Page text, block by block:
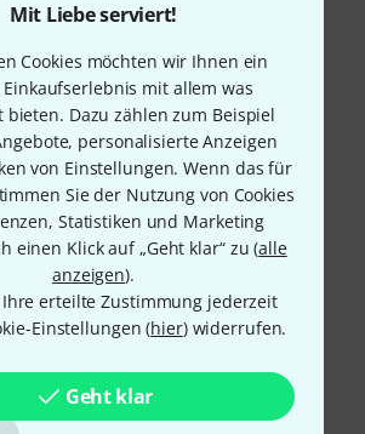
Mit Liebe serviert!
Cookies möchten wir Ihnen ein
mit allem was
bieten. Dazu zählen zum Beispiel
personalisierte Anzeigen
von Einstellungen. Wenn das für
Sie der Nutzung von Cookies
Statistiken und Marketing
einen Klick auf „Geht klar“ zu (alle
anzeigen).
Ihre erteilte Zustimmung jederzeit
Einstellungen (hier) widerrufen.
Geht klar
& bezahlen
und sicher per Nachnahme,
Pay,Klarna Sofort bezahlen,
oder Kreditkarte.
Garantie
Back-Garantie